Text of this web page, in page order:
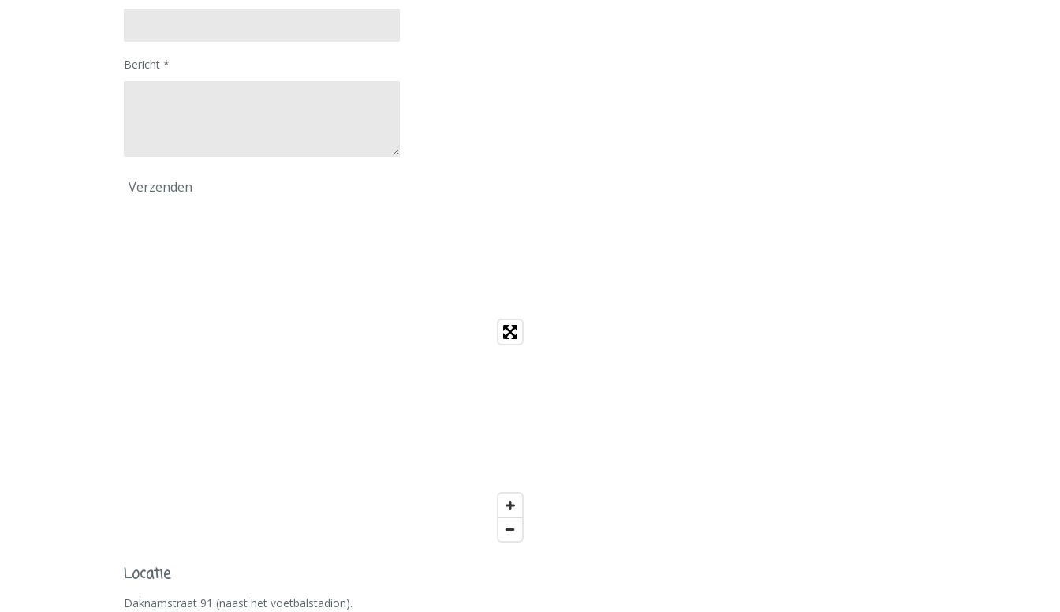
Bericht *
Verzenden
Locatie
Daknamstraat 91 (naast het voetbalstadion).